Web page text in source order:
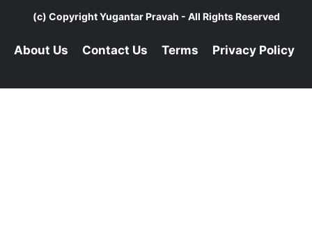
(c) CopyrightYugantar Pravah - All Rights Reserved
About Us Contact Us Terms Privacy Policy